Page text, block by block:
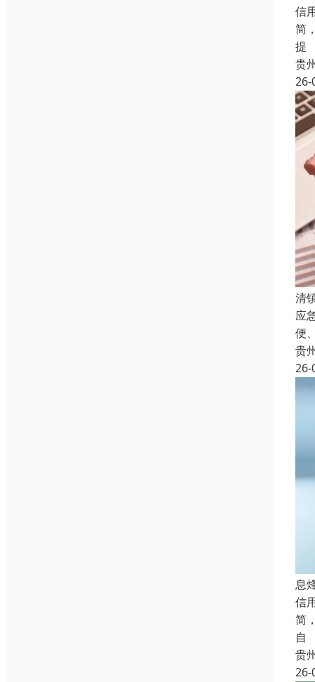
信
简
提
贵
26-
清
应
便
贵
26-
息
信
简
自
贵
26-